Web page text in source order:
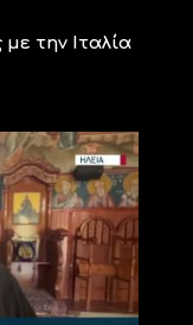
την Ιταλία